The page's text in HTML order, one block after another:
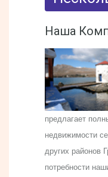
Наша
предлагает
недвижимости
других районов
потребности